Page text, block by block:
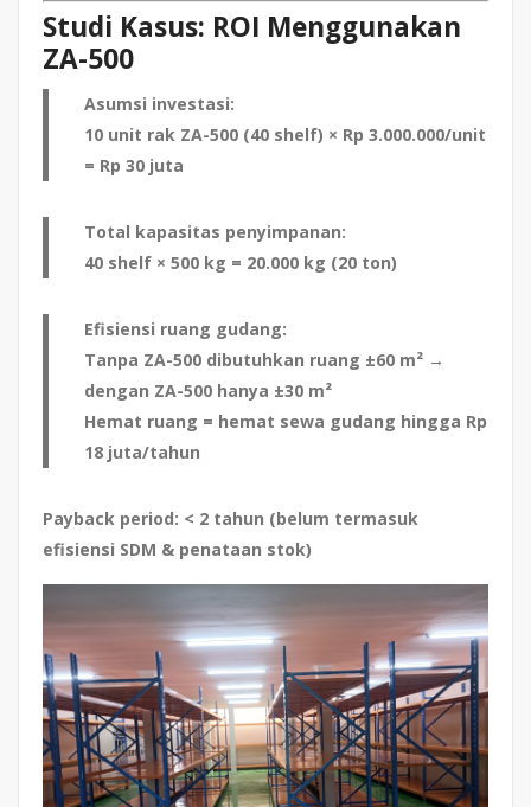
Studi Kasus: ROI Menggunakan
ZA-500
Asumsi investasi:
10 unit rak ZA-500 (40 shelf) × Rp 3.000.000/unit
= Rp 30 juta
Total kapasitas penyimpanan:
40 shelf × 500 kg = 20.000 kg (20 ton)
Efisiensi ruang gudang:
Tanpa ZA-500 dibutuhkan ruang ±60 m² →
dengan ZA-500 hanya ±30 m²
Hemat ruang = hemat sewa gudang hingga Rp
18 juta/tahun
Payback period: < 2 tahun (belum termasuk
efisiensi SDM & penataan stok)